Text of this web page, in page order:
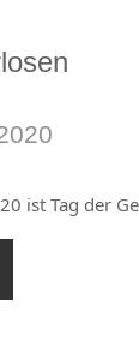
ist Tag der